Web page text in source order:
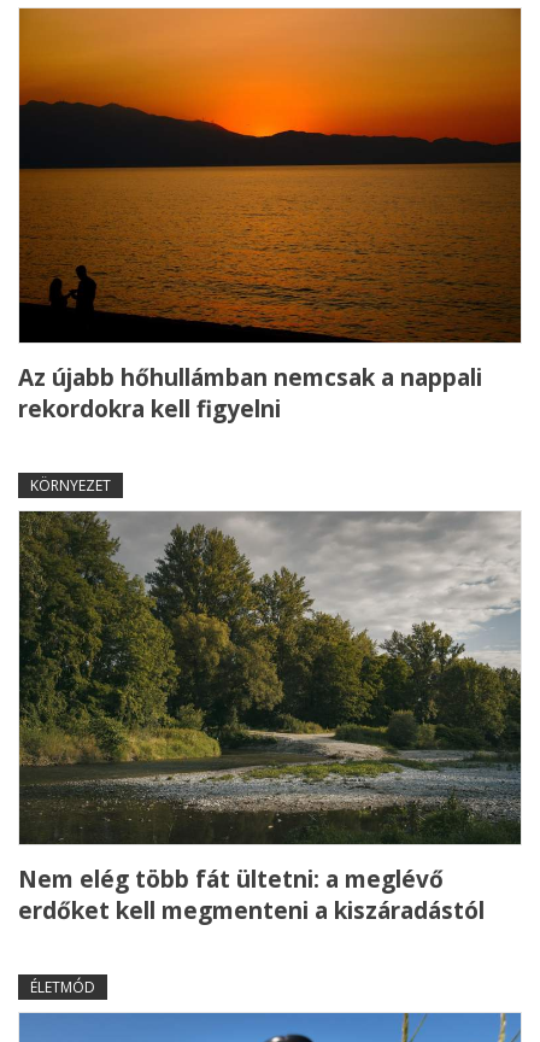
Az újabb hőhullámban nemcsak a nappali
rekordokra kell figyelni
KÖRNYEZET
Nem elég több fát ültetni: a meglévő
erdőket kell megmenteni a kiszáradástól
ÉLETMÓD